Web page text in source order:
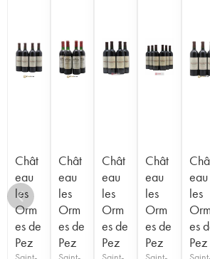
Chât
eau
les
Orm
es de
Pez
Chât
eau
les
Orm
es de
Pez
Chât
eau
les
Orm
es de
Pez
Chât
eau
les
Orm
es de
Pez
eau
les
Orm
es
Pez